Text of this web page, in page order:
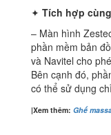
✦ Tích hợp
– Màn hình
phần mềm bản
và Navitel cho
Bên cạnh đó,
có thể sử dụng
|Xem thêm: Ghế